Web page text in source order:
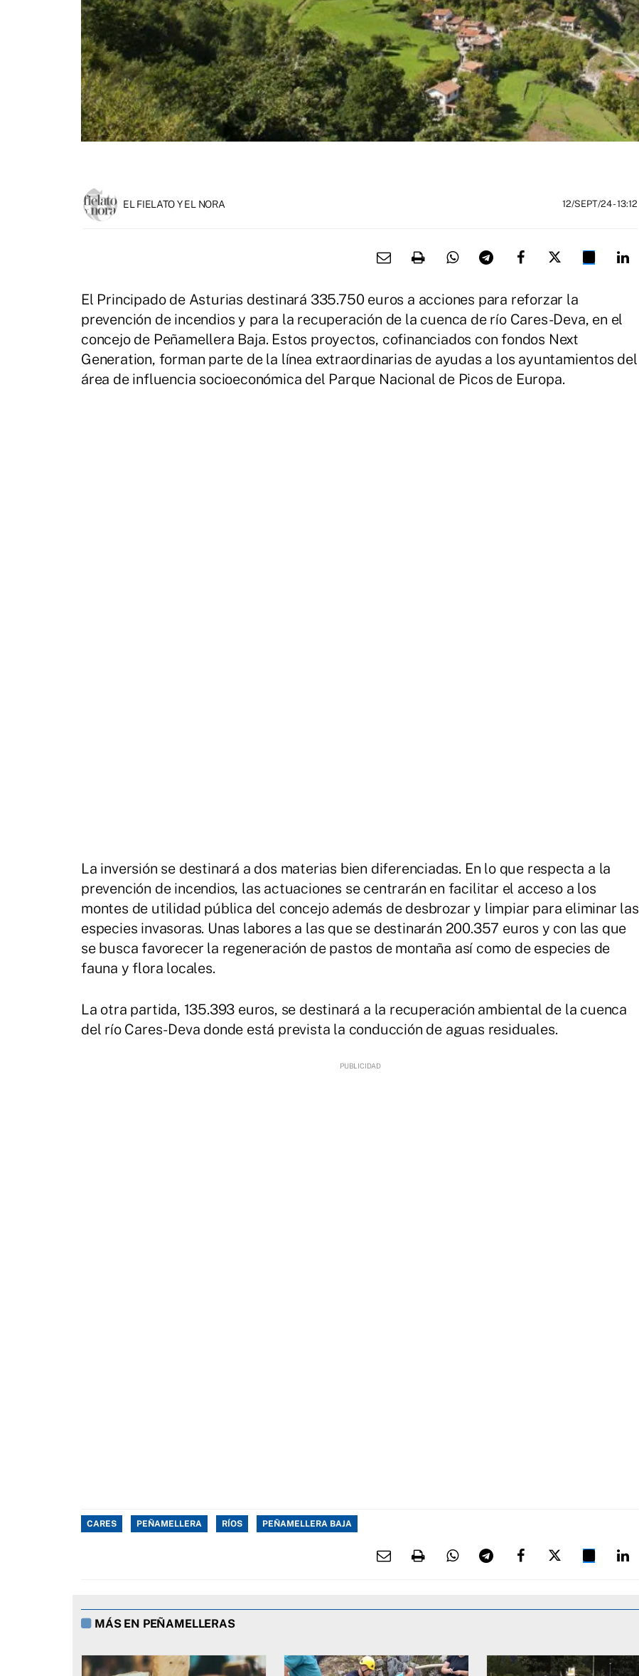
EL FIELATO Y EL NORA 12/SEPT/24- 13:12
El Principado de Asturias destinará 335.750 euros a acciones para reforzar la
prevención de incendios y para la recuperación de la cuenca de río Cares-Deva, en el
concejo de Peñamellera Baja. Estos proyectos, cofinanciados con fondos Next
Generation, forman parte de la línea extraordinarias de ayudas a los ayuntamientos del
área de influencia socioeconómica del Parque Nacional de Picos de Europa.
La inversión se destinará a dos materias bien diferenciadas. En lo que respecta a la
prevención de incendios, las actuaciones se centrarán en facilitar el acceso a los
montes de utilidad pública del concejo además de desbrozar y limpiar para eliminar las
especies invasoras. Unas labores a las que se destinarán 200.357 euros y con las que
se busca favorecer la regeneración de pastos de montaña así como de especies de
fauna y flora locales.
La otra partida, 135.393 euros, se destinará a la recuperación ambiental de la cuenca
del río Cares-Deva donde está prevista la conducción de aguas residuales.
CARES PEÑAMELLERA RÍOS PEÑAMELLERA BAJA
MÁS EN PEÑAMELLERAS